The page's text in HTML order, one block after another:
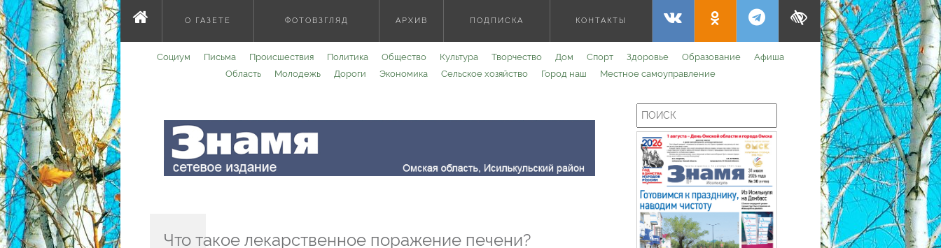
О ГАЗЕТЕ ФОТОВЗГЛЯД АРХИВ ПОДПИСКА КОНТАКТЫ
Социум Письма Происшествия Политика Общество Культура Творчество Дом Спорт Здоровье Образование
Афиша
Область
Молодежь Дороги Экономика Сельское хозяйство Город наш Местное самоуправление
Что такое лекарственное поражение печени?